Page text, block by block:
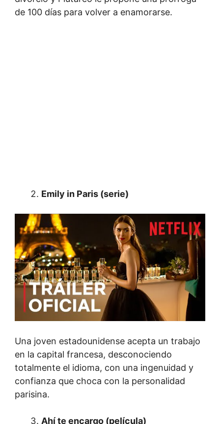
de 100 días para volver a enamorarse.
Emily in Paris (serie)
Una joven estadounidense acepta un trabajo
en la capital francesa, desconociendo
totalmente el idioma, con una ingenuidad y
confianza que choca con la personalidad
parisina.
Ahí te encargo (película)